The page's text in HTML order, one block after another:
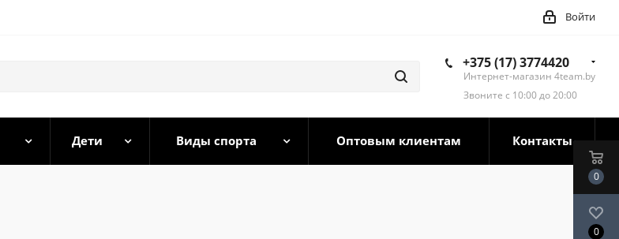
Войти
+375 (17) 3774420
Интернет-магазин 4team.by
Звоните с 10:00 до 20:00
Дети Виды спорта Оптовым клиентам Контакты
0
0